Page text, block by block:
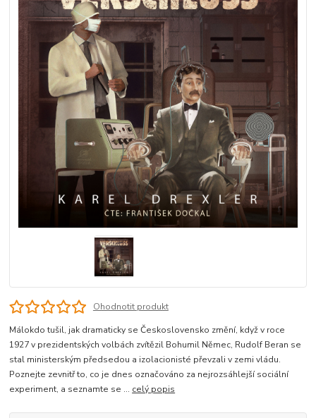
Ohodnotit produkt
Málokdo tušil, jak dramaticky se Československo změní, když v roce
1927 v prezidentských volbách zvítězil Bohumil Němec, Rudolf Beran se
stal ministerským předsedou a izolacionisté převzali v zemi vládu.
Poznejte zevnitř to, co je dnes označováno za nejrozsáhlejší sociální
experiment, a seznamte se ... celý popis